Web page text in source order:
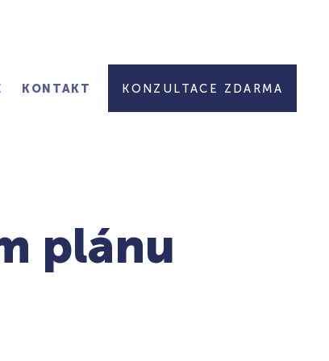
KONTAKT KONZULTACE ZDARMA
plánu